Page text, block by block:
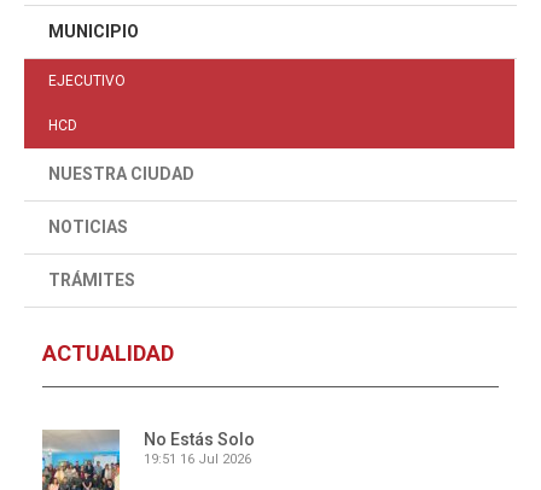
MUNICIPIO
EJECUTIVO
HCD
NUESTRA CIUDAD
NOTICIAS
TRÁMITES
ACTUALIDAD
No Estás Solo
19:51 16 Jul 2026